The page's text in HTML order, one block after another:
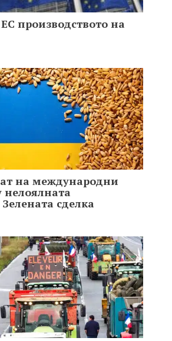
производството на
на международни
нелоялната
сделка